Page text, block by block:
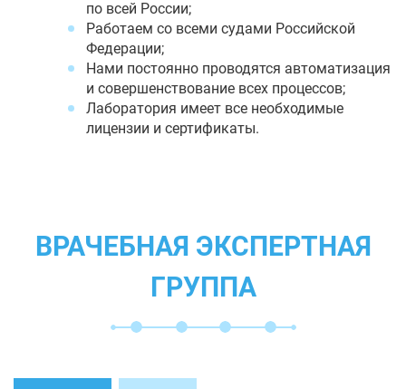
по всей России;
Работаем со всеми судами Российской
Федерации;
Нами постоянно проводятся автоматизация
и совершенствование всех процессов;
Лаборатория имеет все необходимые
лицензии и сертификаты.
ВРАЧЕБНАЯ ЭКСПЕРТНАЯ
ГРУППА